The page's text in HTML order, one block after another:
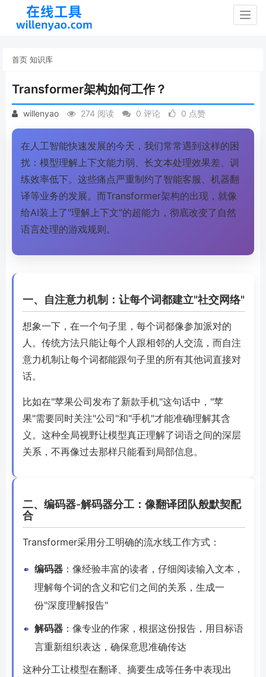
首页 知识库
Transformer架构如何工作？
willenyao 274 阅读 0 评论 0 点赞
在人工智能快速发展的今天，我们常常遇到这样的困
扰：模型理解上下文能力弱、长文本处理效果差、训
练效率低下。这些痛点严重制约了智能客服、机器翻
译等业务的发展。而Transformer架构的出现，就像
给AI装上了"理解上下文"的超能力，彻底改变了自然
语言处理的游戏规则。
一、自注意力机制：让每个词都建立"社交网络"
想象一下，在一个句子里，每个词都像参加派对的
人。传统方法只能让每个人跟相邻的人交流，而自注
意力机制让每个词都能跟句子里的所有其他词直接对
话。
比如在"苹果公司发布了新款手机"这句话中，"苹
果"需要同时关注"公司"和"手机"才能准确理解其含
义。这种全局视野让模型真正理解了词语之间的深层
关系，不再像过去那样只能看到局部信息。
二、编码器-解码器分工：像翻译团队般默契配
合
Transformer采用分工明确的流水线工作方式：
编码器 ：像经验丰富的读者，仔细阅读输入文本，
理解每个词的含义和它们之间的关系，生成一
份"深度理解报告"
解码器 ：像专业的作家，根据这份报告，用目标语
言重新组织表达，确保意思准确传达
这种分工让模型在翻译、摘要生成等任务中表现出